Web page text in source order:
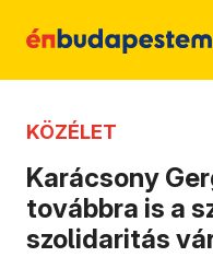
KÖZÉLET
Karácsony
továbbra is a
szolidaritás